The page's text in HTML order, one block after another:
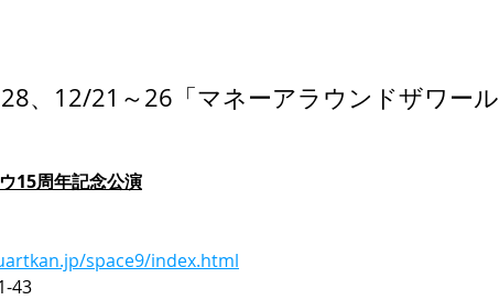
、12/21～26「マネーアラウンドザワール
15周年記念公演
space9/index.html
43